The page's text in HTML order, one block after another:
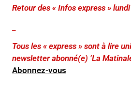
Retour des « Infos express »
Tous les « express » sont à lire
newsletter abonné(e) ‘La
Abonnez-vous